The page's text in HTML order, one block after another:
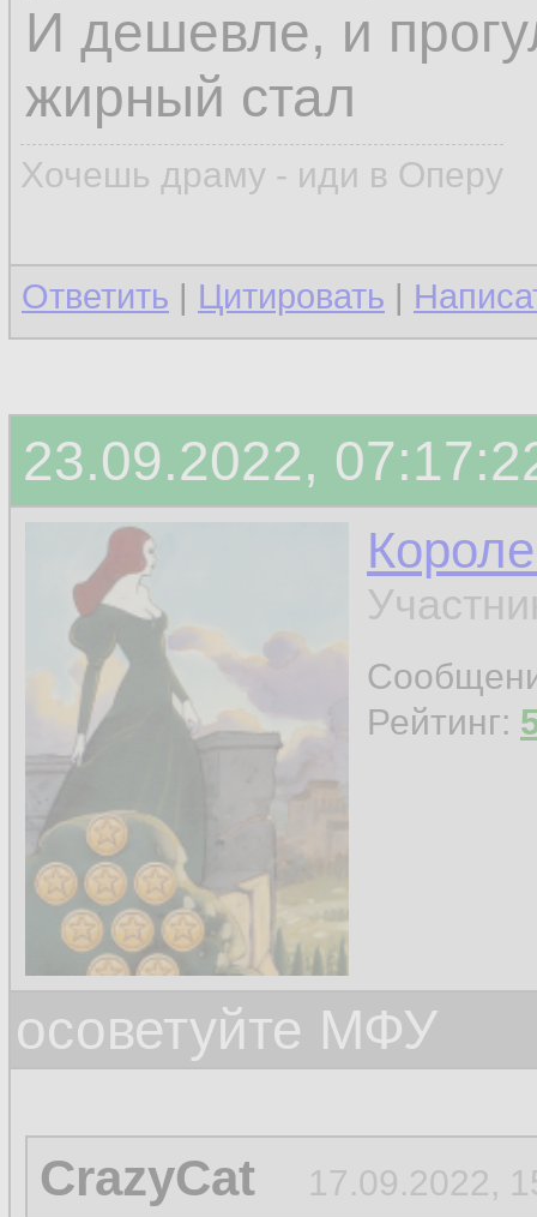
И дешевле, и
жирный стал
Хочешь драму - иди в Оперу
Ответить | Цитировать |
23.09.2022,
Рейтинг:
осоветуйте МФУ
CrazyCat 17.09.2022,